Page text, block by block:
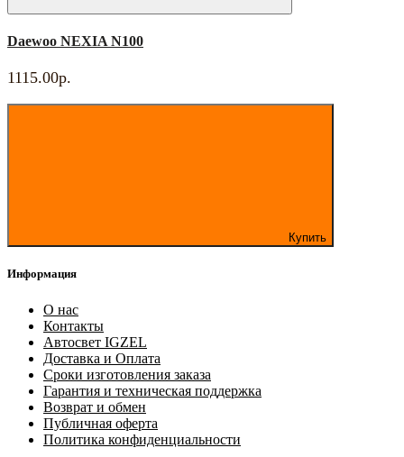
Daewoo NEXIA N100
1115.00р.
Купить
Информация
О нас
Контакты
Автосвет IGZEL
Доставка и Оплата
Сроки изготовления заказа
Гарантия и техническая поддержка
Возврат и обмен
Публичная оферта
Политика конфиденциальности